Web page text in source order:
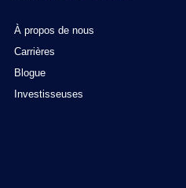
À propos de nous
Carrières
Blogue
Investisseuses